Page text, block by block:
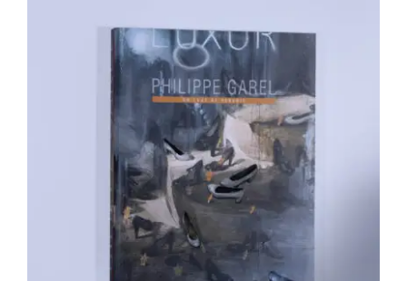
Philippe Garel – Un luxe de pénurie